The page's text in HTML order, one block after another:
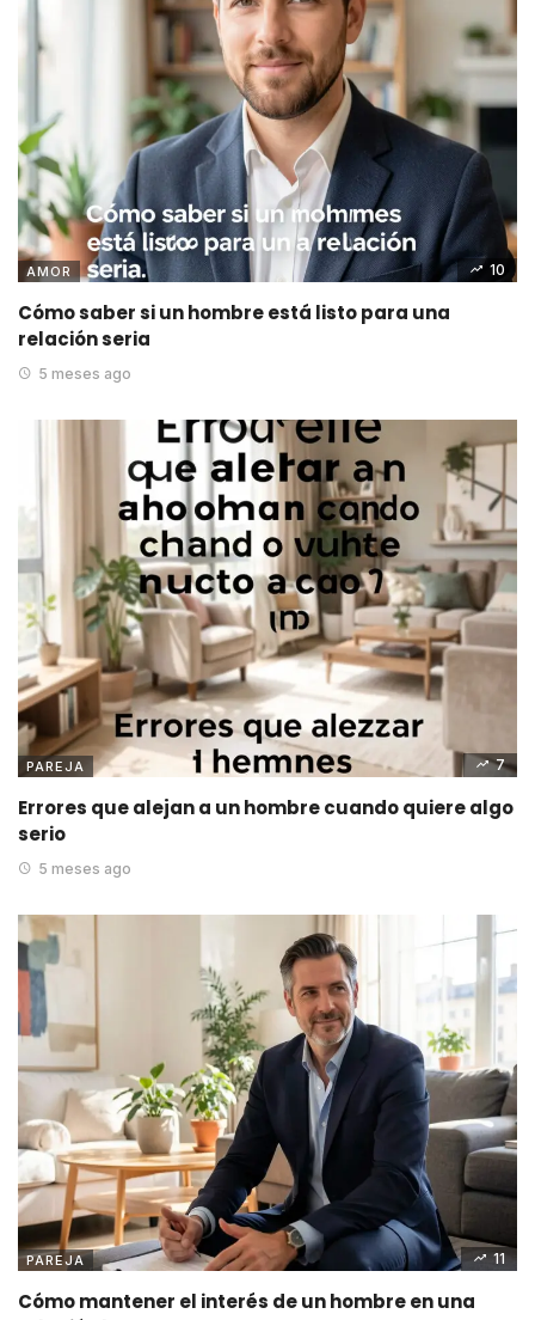
AMOR 10
Cómo saber si un hombre está listo para una
relación seria
5 meses ago
PAREJA 7
Errores que alejan a un hombre cuando quiere algo
serio
5 meses ago
PAREJA 11
Cómo mantener el interés de un hombre en una